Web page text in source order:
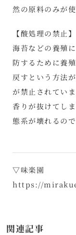
然の原料のみが使
【酸処理の禁止】
海苔などの養殖
防するために養
戻すという方法
が禁止されてい
香りが抜けてし
態系が壊れるの
▽味楽園
https://
関連記事